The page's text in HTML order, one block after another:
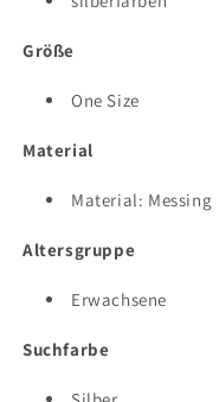
Größe
One Size
Material
Material: Messing
Altersgruppe
Erwachsene
Suchfarbe